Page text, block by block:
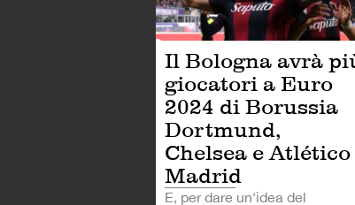
Il Bologna avrà
giocatori a Euro
2024 di Borussia
Dortmund,
Chelsea e Atlético
Madrid
E, per dare un'idea del